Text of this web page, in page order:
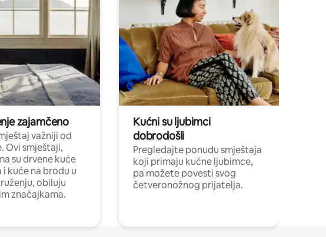
zajamčeno
važniji od
Ovi smještaji,
su drvene kuće
kuće na brodu u
obiluju
značajkama.
Kućni su ljubimci
dobrodošli
Pregledajte ponudu smještaja
koji primaju kućne ljubimce,
pa možete povesti svog
četveronožnog prijatelja.